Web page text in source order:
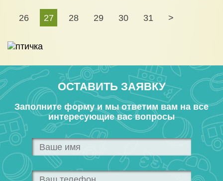
26 27 28 29 30 31 >
ОСТАВИТЬ ЗАЯВКУ
Заполните форму и мы ответим вам на все
интересующие вас вопросы